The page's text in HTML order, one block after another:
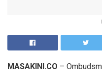
MASAKINI.CO –